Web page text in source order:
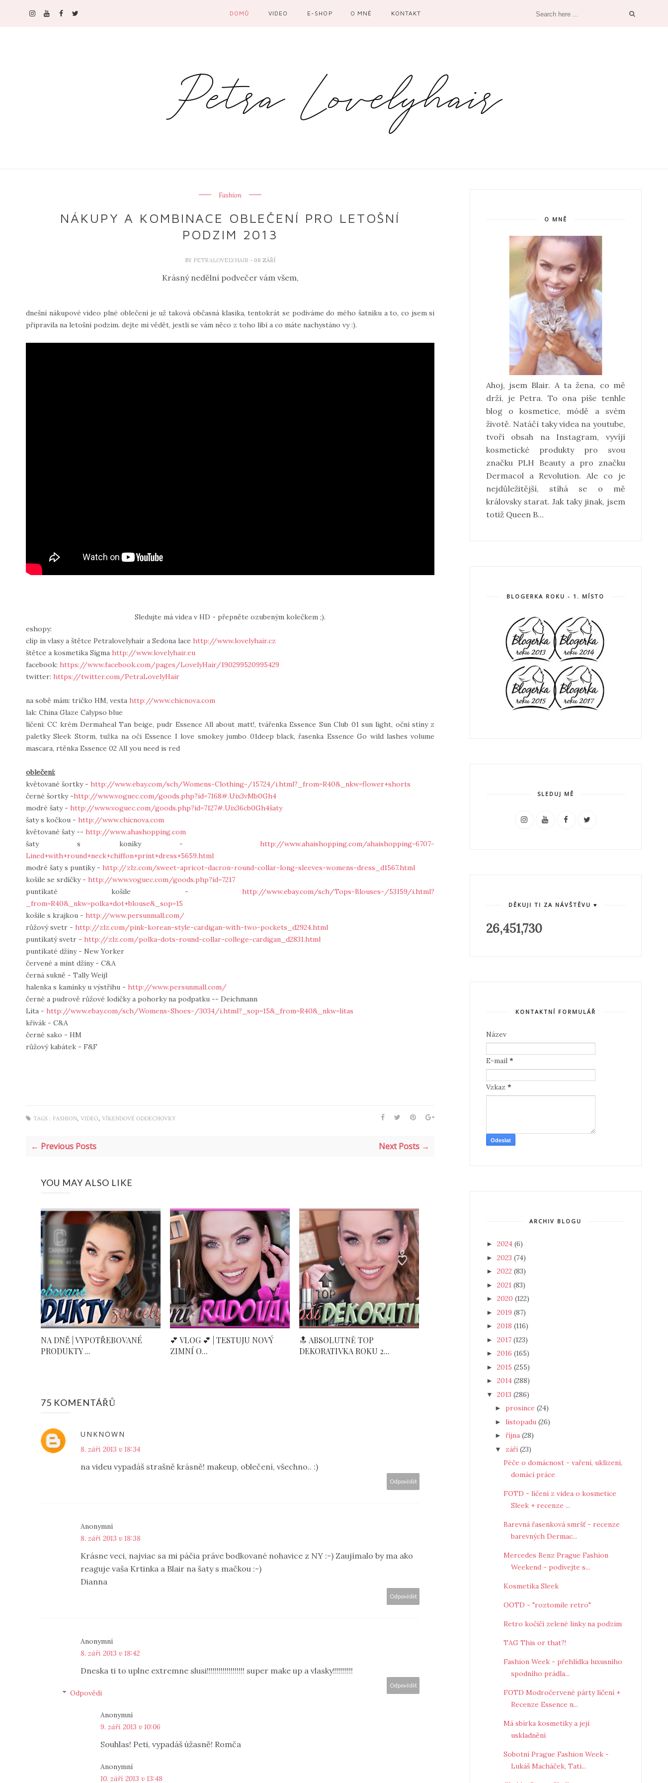
DOMŮ VIDEO E-SHOP O MNĚ KONTAKT
Fashion
NÁKUPY A KOMBINACE OBLEČENÍ PRO LETOŠNÍ
PODZIM 2013
BY PETRALOVELYHAIR - 08 ZÁŘÍ
Krásný nedělní podvečer vám všem,
dnešní nákupové video plné oblečení je už taková občasná klasika, tentokrát se podíváme do mého šatníku a to, co jsem si
připravila na letošní podzim. dejte mi vědět, jestli se vám něco z toho líbí a co máte nachystáno vy :).
Sledujte má videa v HD - přepněte ozubeným kolečkem ;).
eshopy:
clip in vlasy a štětce Petralovelyhair a Sedona lace http://www.lovelyhair.cz
štětce a kosmetika Sigma http://www.lovelyhair.eu
facebook: https://www.facebook.com/pages/LovelyHair/190299520995429
twitter: https://twitter.com/PetraLovelyHair
na sobě mám: tričko HM, vesta http://www.chicnova.com
lak: China Glaze Calypso blue
líčení: CC krém Dermaheal Tan beige, pudr Essence All about matt!, tvářenka Essence Sun Club 01 sun light, oční stíny z
paletky Sleek Storm, tužka na oči Essence I love smokey jumbo 01deep black, řasenka Essence Go wild lashes volume
mascara, rtěnka Essence 02 All you need is red
oblečení:
květované šortky - http://www.ebay.com/sch/Womens-Clothing-/15724/i.html?_from=R40&_nkw=flower+shorts
černé šortky -http://www.voguec.com/goods.php?id=7168#.Uix3vMb0Gh4
modré šaty - http://www.voguec.com/goods.php?id=7127#.Uix36cb0Gh4šaty
šaty s kočkou - http://www.chicnova.com
květované šaty -- http://www.ahashopping.com
šaty s koníky -http://www.ahaishopping.com/ahaishopping-6707-
Lined+with+round+neck+chiffon+print+dress+5659.html
modré šaty s puntíky - http://zlz.com/sweet-apricot-dacron-round-collar-long-sleeves-womens-dress_d1567.html
košile se srdíčky - http://www.voguec.com/goods.php?id=7217
puntíkaté košile -http://www.ebay.com/sch/Tops-Blouses-/53159/i.html?
_from=R40&_nkw=polka+dot+blouse&_sop=15
košile s krajkou - http://www.persunmall.com/
růžový svetr - http://zlz.com/pink-korean-style-cardigan-with-two-pockets_d2924.html
puntíkatý svetr - http://zlz.com/polka-dots-round-collar-college-cardigan_d2831.html
puntíkaté džíny - New Yorker
červené a mint džíny - C&A
černá sukně - Tally Weijl
halenka s kamínky u výstřihu - http://www.persunmall.com/
černé a pudrově růžové lodičky a pohorky na podpatku -- Deichmann
Lita - http://www.ebay.com/sch/Womens-Shoes-/3034/i.html?_sop=15&_from=R40&_nkw=litas
křivák - C&A
černé sako - HM
růžový kabátek - F&F
TAGS : FASHION, VIDEO, VÍKENDOVÉ ODDECHOVKY
← Previous Posts Next Posts →
YOU MAY ALSO LIKE
NA DNĚ | VYPOTŘEBOVANÉ
PRODUKTY ...
💕 VLOG 💕 | TESTUJU NOVÝ
ZIMNÍ O...
🔝 ABSOLUTNĚ TOP
DEKORATIVKA ROKU 2...
75 KOMENTÁŘŮ
UNKNOWN
8. září 2013 v 18:34
na videu vypadáš strašně krásně! makeup, oblečení, všechno.. :)
Odpovědět
Anonymní
8. září 2013 v 18:38
Krásne veci, najviac sa mi páčia práve bodkované nohavice z NY :-) Zaujímalo by ma ako
reaguje vaša Krtinka a Blair na šaty s mačkou :-)
Dianna
Odpovědět
Anonymní
8. září 2013 v 18:42
Dneska ti to uplne extremne slusi!!!!!!!!!!!!!!!!!!! super make up a vlasky!!!!!!!!!!
Odpovědět
Odpovědi
Anonymní
9. září 2013 v 10:06
Souhlas! Peti, vypadáš úžasně! Romča
Anonymní
10. září 2013 v 13:48
O MNĚ
Ahoj, jsem Blair. A ta žena, co mě
drží, je Petra. To ona píše tenhle
blog o kosmetice, módě a svém
životě. Natáčí taky videa na youtube,
tvoří obsah na Instagram, vyvíjí
kosmetické produkty pro svou
značku PLH Beauty a pro značku
Dermacol a Revolution. Ale co je
nejdůležitější, stíhá se o mě
královsky starat. Jak taky jinak, jsem
totiž Queen B...
BLOGERKA ROKU - 1. MÍSTO
SLEDUJ MĚ
DĚKUJI TI ZA NÁVŠTĚVU ♥
26,451,730
KONTAKTNÍ FORMULÁŘ
Název
E-mail *
Vzkaz *
ARCHIV BLOGU
► 2024 (6)
► 2023 (74)
► 2022 (83)
► 2021 (83)
► 2020 (122)
► 2019 (87)
► 2018 (116)
► 2017 (123)
► 2016 (165)
► 2015 (255)
► 2014 (288)
▼ 2013 (286)
► prosince (24)
► listopadu (26)
► října (28)
▼ září (23)
Péče o domácnost - vaření, uklízení,
domácí práce
FOTD - líčení z videa o kosmetice
Sleek + recenze ...
Barevná řasenková smršť - recenze
barevných Dermac...
Mercedes Benz Prague Fashion
Weekend - podívejte s...
Kosmetika Sleek
OOTD - "roztomile retro"
Retro kočičí zelené linky na podzim
TAG This or that?!
Fashion Week - přehlídka luxusního
spodního prádla...
FOTD Modročervené párty líčení +
Recenze Essence n...
Má sbírka kosmetiky a její
uskladnění
Sobotní Prague Fashion Week -
Lukáš Macháček, Tati...